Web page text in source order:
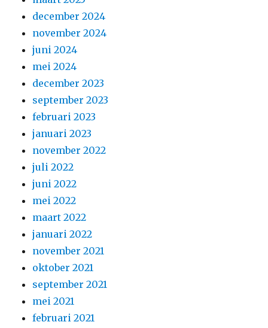
december 2024
november 2024
juni 2024
mei 2024
december 2023
september 2023
februari 2023
januari 2023
november 2022
juli 2022
juni 2022
mei 2022
maart 2022
januari 2022
november 2021
oktober 2021
september 2021
mei 2021
februari 2021